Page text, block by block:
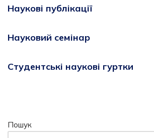
Наукові публікації
Науковий семінар
Студентські наукові гуртки
Пошук